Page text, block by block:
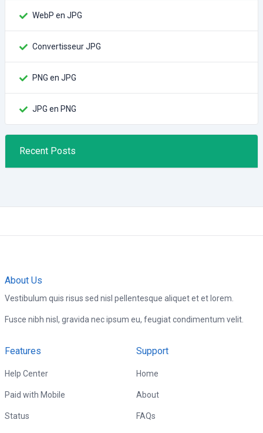
WebP en JPG
Convertisseur JPG
PNG en JPG
JPG en PNG
Recent Posts
About Us
Vestibulum quis risus sed nisl pellentesque aliquet et et lorem.
Fusce nibh nisl, gravida nec ipsum eu, feugiat condimentum velit.
Features
Help Center
Paid with Mobile
Status
Support
Home
About
FAQs